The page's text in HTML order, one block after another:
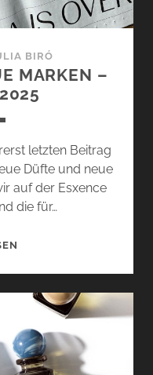
[+
VERLOSUNG]
BIRÓ
MARKEN –
letzten Beitrag
Düfte und neue
auf der Esxence
die für…
MARKEN
ESXENCE
2025